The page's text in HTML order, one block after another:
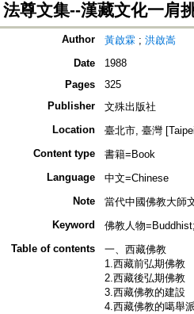
法尊文集--漢藏文化一肩
Author 黃啟霖; 洪啟嵩
Date
1988
Pages
325
Publisher
文殊出版社
Location
臺北市, 臺灣
Content type
書籍=Book
Language
中文=Chinese
Note
當代中國佛教大師
Keyword
佛教人物
Table of contents
一、西藏佛教
1.西藏前弘期佛教
2.西藏後弘期佛教
3.西藏佛教的建設
4.西藏佛教的噶舉派